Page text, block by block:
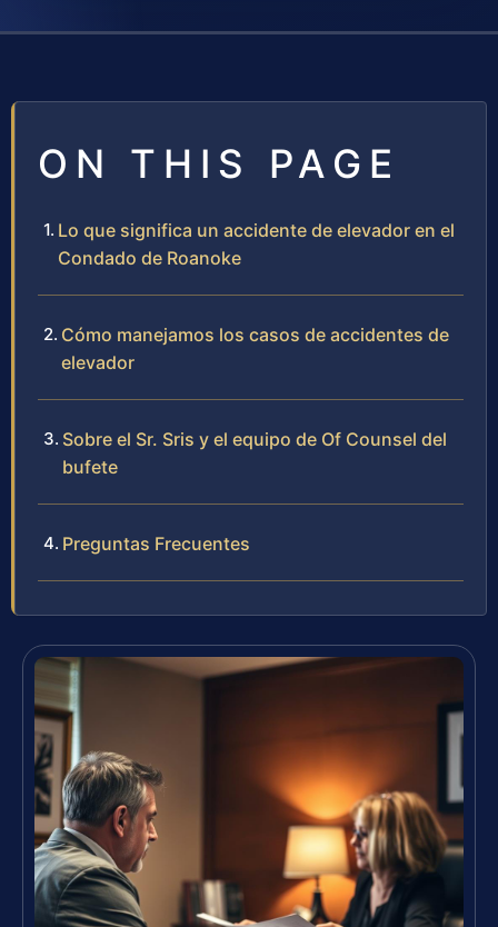
ON THIS PAGE
Lo que significa un accidente de elevador en el
Condado de Roanoke
Cómo manejamos los casos de accidentes de
elevador
Sobre el Sr. Sris y el equipo de Of Counsel del
bufete
Preguntas Frecuentes